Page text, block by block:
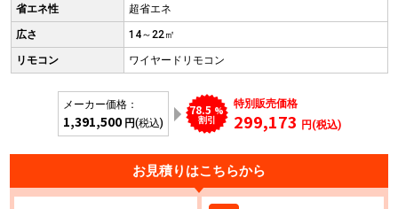
省エネ性 超省エネ
広さ 14～22㎡
リモコン ワイヤードリモコン
メーカー価格：
1,391,500 円(税込)
78.5 %
割引
特別販売価格
299,173 円(税込)
お見積りはこちらから